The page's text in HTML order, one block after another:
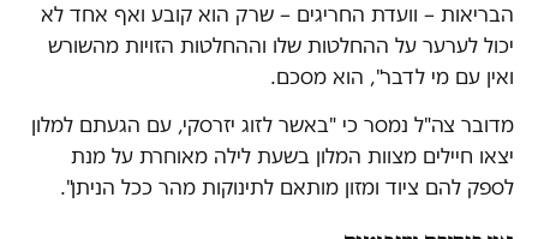
הבריאות – וועדת החריגים – שרק הוא קובע ואף אחד לא
יכול לערער על ההחלטות שלו וההחלטות הזויות מהשורש
ואין עם מי לדבר", הוא מסכם.
מדובר צה"ל נמסר כי "באשר לזוג יזרסקי, עם הגעתם למלון
יצאו חיילים מצוות המלון בשעת לילה מאוחרת על מנת
לספק להם ציוד ומזון מותאם לתינוקות מהר ככל הניתן".